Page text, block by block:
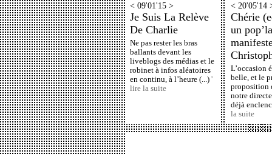
< 09'01'15 >
Je Suis La Relève
De Charlie
Ne pas rester les bras
ballants devant les
liveblogs des médias et le
robinet à infos aléatoires
en continu, à l’heure (...) '
lire la suite
< 20'05'14
Chérie
un
L’occasion
belle, et le
proposition
notre
déjà
la suite